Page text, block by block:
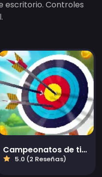
escritorio. Controles
Campeonatos de tiro con arco
5.0 (2 Reseñas)